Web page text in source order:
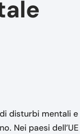
disturbi mentali e
Nei paesi